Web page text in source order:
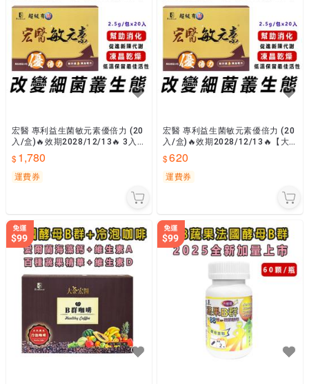
宏醫 專利益生菌敏元素優倍力 (20
入/盒)🔥效期2028/12/13🔥 3入組
【大金宏醫】原廠貨📣隨貨附發票
1,780
運費券
宏醫 專利益生菌敏元素優倍力 (20
入/盒)🔥效期2028/12/13🔥【大
金宏醫】原廠貨📣隨貨附發票
620
運費券